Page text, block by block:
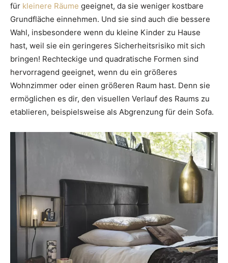
für kleinere Räume geeignet, da sie weniger kostbare
Grundfläche einnehmen. Und sie sind auch die bessere
Wahl, insbesondere wenn du kleine Kinder zu Hause
hast, weil sie ein geringeres Sicherheitsrisiko mit sich
bringen! Rechteckige und quadratische Formen sind
hervorragend geeignet, wenn du ein größeres
Wohnzimmer oder einen größeren Raum hast. Denn sie
ermöglichen es dir, den visuellen Verlauf des Raums zu
etablieren, beispielsweise als Abgrenzung für dein Sofa.